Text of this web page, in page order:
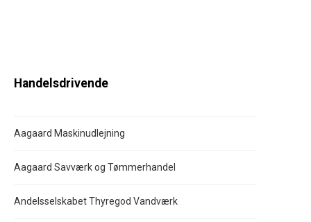
Handelsdrivende
Aagaard Maskinudlejning
Aagaard Savværk og Tømmerhandel
Andelsselskabet Thyregod Vandværk